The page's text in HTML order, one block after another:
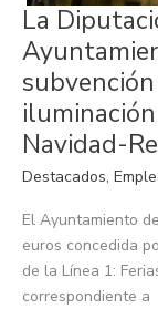
La
Navidad-
Destacados,
El Ayuntamiento
euros concedida
de la Línea 1:
correspondiente a
La
Diputación
de
Alicante
concede
al
Ayuntamiento
de
Pinoso
una
subvención
de
euros
para
la
iluminación
de
la
Campaña